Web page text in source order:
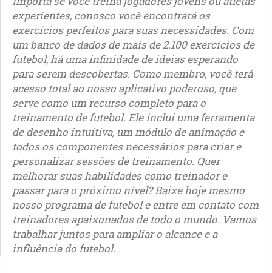
experientes, conosco você encontrará os
exercícios perfeitos para suas necessidades. Com
um banco de dados de mais de 2.100 exercícios de
futebol, há uma infinidade de ideias esperando
para serem descobertas. Como membro, você terá
acesso total ao nosso aplicativo poderoso, que
serve como um recurso completo para o
treinamento de futebol. Ele inclui uma ferramenta
de desenho intuitiva, um módulo de animação e
todos os componentes necessários para criar e
personalizar sessões de treinamento. Quer
melhorar suas habilidades como treinador e
passar para o próximo nível? Baixe hoje mesmo
nosso programa de futebol e entre em contato com
treinadores apaixonados de todo o mundo. Vamos
trabalhar juntos para ampliar o alcance e a
influência do futebol.